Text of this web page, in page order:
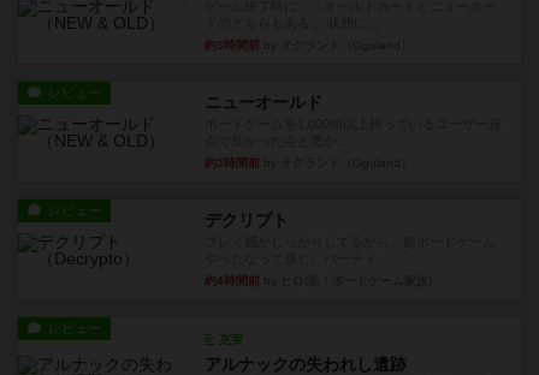
約3時間前
レビュー ニューオールド
約3時間前
レビュー デクリプト
約4時間前
レビュー
充実
アルナックの失われし遺跡